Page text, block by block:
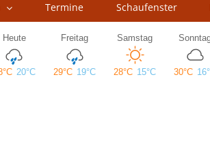
Termine Schaufenster